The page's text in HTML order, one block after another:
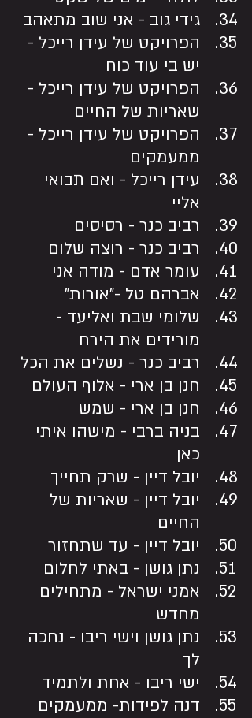
גידי גוב - אני שוב מתאהב
הפרויקט של עידן רייכל -
יש בי עוד כוח
הפרויקט של עידן רייכל -
שאריות של החיים
הפרויקט של עידן רייכל -
ממעמקים
עידן רייכל - ואם תבואי
אליי
רביב כנר - רסיסים
רביב כנר - רוצה שלום
עומר אדם - מודה אני
אברהם טל -"אורות"
שלומי שבת ואליעד -
מורידים את הירח
רביב כנר - נשלים את הכל
חנן בן ארי - אלוף העולם
חנן בן ארי - שמש
בניה ברבי - מישהו איתי
כאן
יובל דיין - שרק תחייך
יובל דיין - שאריות של
החיים
יובל דיין - עד שתחזור
נתן גושן - באתי לחלום
אמני ישראל - מתחילים
מחדש
נתן גושן וישי ריבו - נחכה
לך
ישי ריבו - אחת ולתמיד
דנה לפידות- ממעמקים